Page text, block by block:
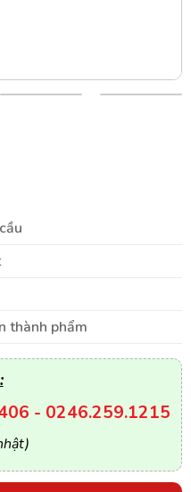
thành phẩm
- 0246.259.1215